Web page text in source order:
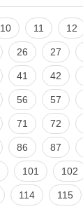
10 11 12
26 27
41 42
56 57
71 72
86 87
101 102
114 115